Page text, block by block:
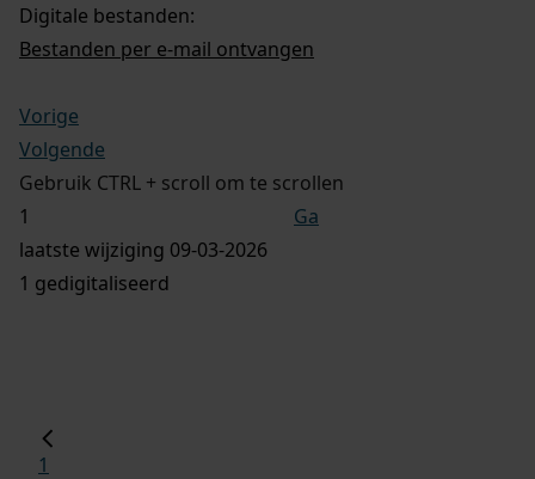
Digitale bestanden:
Bestanden per e-mail ontvangen
Vorige
Volgende
Gebruik CTRL + scroll om te scrollen
Ga
laatste wijziging 09-03-2026
1 gedigitaliseerd
1